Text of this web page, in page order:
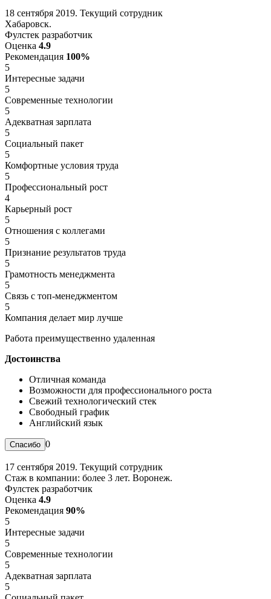
18 сентября 2019. Текущий сотрудник
Хабаровск.
Фулстек разработчик
Оценка 4.9
Рекомендация 100%
5
Интересные задачи
5
Современные технологии
5
Адекватная зарплата
5
Социальный пакет
5
Комфортные условия труда
5
Профессиональный рост
4
Карьерный рост
5
Отношения с коллегами
5
Признание результатов труда
5
Грамотность менеджмента
5
Связь с топ-менеджментом
5
Компания делает мир лучше
Работа преимущественно удаленная
Достоинства
Отличная команда
Возможности для профессионального роста
Свежий технологический стек
Свободный график
Английский язык
0
17 сентября 2019. Текущий сотрудник
Стаж в компании: более 3 лет. Воронеж.
Фулстек разработчик
Оценка 4.9
Рекомендация 90%
5
Интересные задачи
5
Современные технологии
5
Адекватная зарплата
5